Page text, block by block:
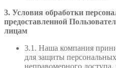
3. Условия обработки
предоставленной
лицам
3.1. Наша компания
для защиты
неправомерного